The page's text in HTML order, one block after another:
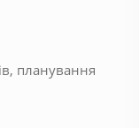
планування